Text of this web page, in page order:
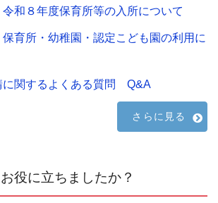
令和８年度保育所等の入所について
保育所・幼稚園・認定こども園の利用に
に関するよくある質問 Q&A
さらに見る
役に立ちましたか？